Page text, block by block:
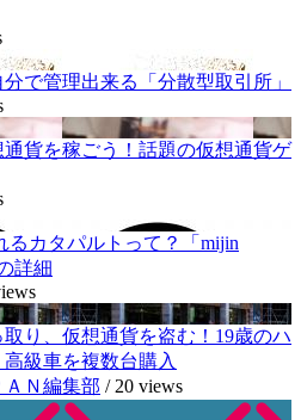
で管理出来る「分散型取引所」
貨を稼ごう！話題の仮想通貨ゲ
るカタパルトって？「mijin
詳細
り、仮想通貨を盗む！19歳のハ
級車を複数台購入
Ｎ編集部 / 20 views